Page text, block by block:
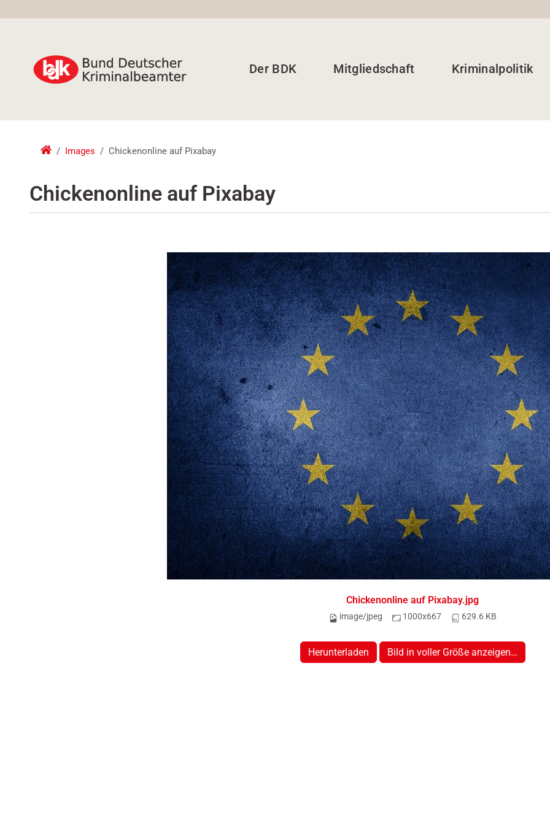
Der BDK Mitgliedschaft Kriminalpolitik
Images Chickenonline auf Pixabay
Chickenonline auf Pixabay
Chickenonline auf Pixabay.jpg
image/jpeg 1000x667 629.6 KB
Herunterladen Bild in voller Größe anzeigen…